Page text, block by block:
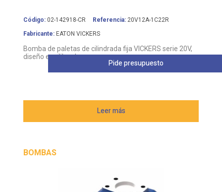
Código: 02-142918-CR Referencia: 20V12A-1C22R
Fabricante: EATON VICKERS
Bomba de paletas de cilindrada fija VICKERS serie 20V,
diseño equilibrado
Leer más
Pide presupuesto
BOMBAS